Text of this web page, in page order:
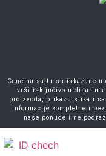
Cene na sajtu su iskazane
vrši isključivo u
proizvoda, prikazu slika i
informacije kompletne i
naše ponude i ne